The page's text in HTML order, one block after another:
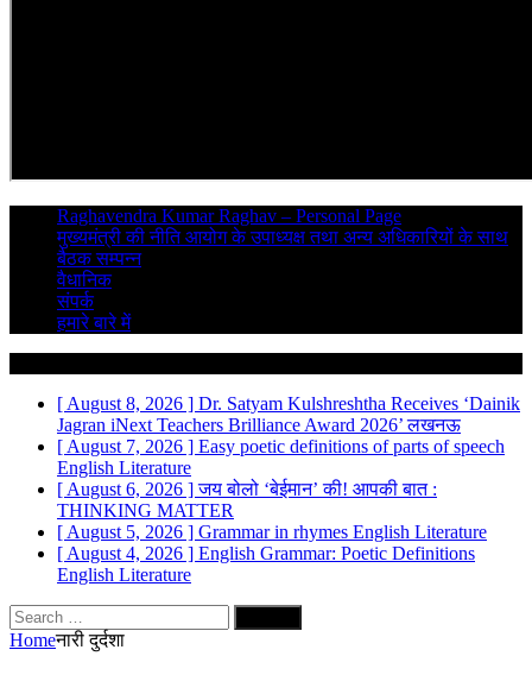
Raghavendra Kumar Raghav – Personal Page
मुख्यमंत्री की नीति आयोग के उपाध्यक्ष तथा अन्य अधिकारियों के साथ
बैठक सम्पन्न
वैधानिक
संपर्क
हमारे बारे में
[ August 8, 2026 ] Dr. Satyam Kulshreshtha Receives ‘Dainik
Jagran iNext Teachers Brilliance Award 2026’लखनऊ
[ August 7, 2026 ] Easy poetic definitions of parts of speech
English Literature
[ August 6, 2026 ]जय बोलो ‘बेईमान’ की! आपकी बात :
THINKING MATTER
[ August 5, 2026 ] Grammar in rhymes English Literature
[ August 4, 2026 ] English Grammar: Poetic Definitions
English Literature
Search
for:
Homeनारी दुर्दशा